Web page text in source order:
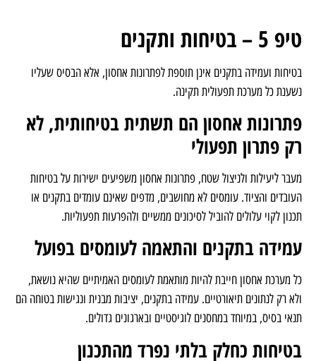
טיפ 5 – בטיחות ותקנים
נשענת כל מערכת תפעולית תקינה.
פתרונות אחסון הם תשתית בטיחותית, לא
רק פתרון תפעולי
מעבר ליעילות ולניצול שטח, פתרונות אחסון משפיעים ישירות על בטיחות
תכנון לקוי עלולים להוביל לסיכונים ממשיים ולהפרעות תפעוליות.
עמידה בתקנים והתאמה לעומסים בפועל
כל מערכת אחסון חייבת להיות מותאמת לעומסים האמיתיים שהיא נושאת,
תנאי בסיס, במיוחד במחסנים לוגיסטיים ובארגונים גדולים.